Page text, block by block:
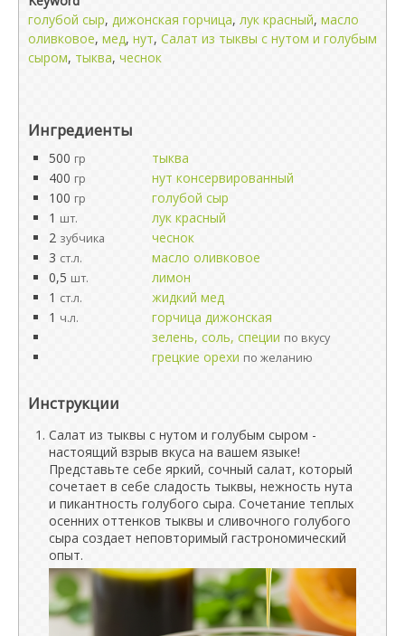
голубой сыр, дижонская горчица, лук красный, масло
оливковое, мед, нут, Салат из тыквы с нутом и голубым
сыром, тыква, чеснок
Ингредиенты
500 гр
тыква
400 гр
нут консервированный
100 гр
голубой сыр
1 шт.
лук красный
2 зубчика
чеснок
3 ст.л.
масло оливковое
0,5 шт.
лимон
1 ст.л.
жидкий мед
1 ч.л.
горчица дижонская
зелень, соль, специи по вкусу
грецкие орехи по желанию
Инструкции
Салат из тыквы с нутом и голубым сыром -
настоящий взрыв вкуса на вашем языке!
Представьте себе яркий, сочный салат, который
сочетает в себе сладость тыквы, нежность нута
и пикантность голубого сыра. Сочетание теплых
осенних оттенков тыквы и сливочного голубого
сыра создает неповторимый гастрономический
опыт.